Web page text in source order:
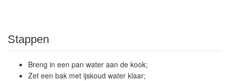
Stappen
Breng in een pan water aan de kook;
Zet een bak met ijskoud water klaar;